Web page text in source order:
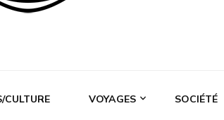
CULTURE VOYAGES SOCIÉTÉ